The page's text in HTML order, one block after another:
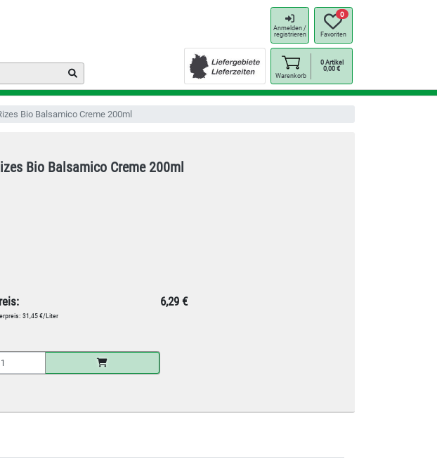
Anmelden /
registrieren
0
Favoriten
Warenkorb
0 Artikel
0,00€
Bio Balsamico Creme 200ml
Bio Balsamico Creme 200ml
6,29 €
31,45 €/Liter